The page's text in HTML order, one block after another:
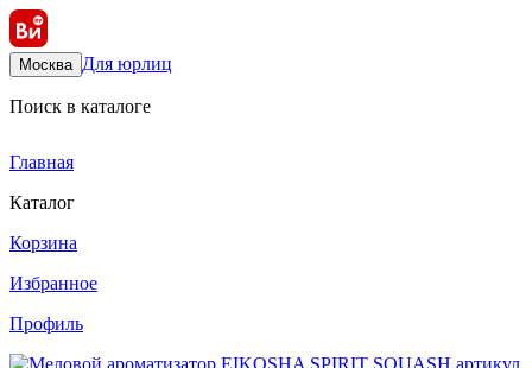
Москва Для юрлиц
Поиск в каталоге
Главная
Каталог
Корзина
Избранное
Профиль